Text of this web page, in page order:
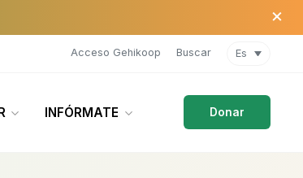
×
Donar
INFÓRMATE
Acceso Gehikoop Buscar Es